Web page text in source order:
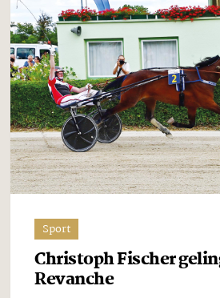
Sport
Christoph Fischer
Revanche